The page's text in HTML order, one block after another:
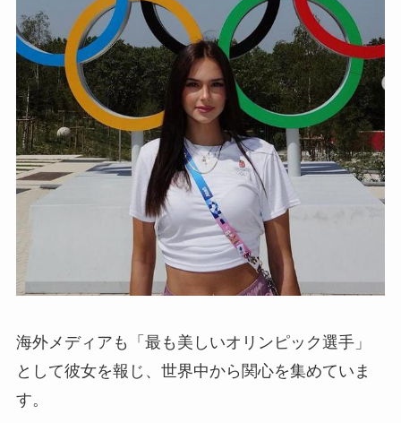
海外メディアも「最も美しいオリンピック選手」
として彼女を報じ、世界中から関心を集めていま
す。